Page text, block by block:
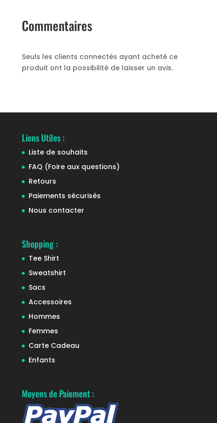
Commentaires
Seuls les clients connectés ayant acheté ce
produit ont la possibilité de laisser un avis.
Liens Utiles :
Liste de souhaits
FAQ (Foire aux questions)
Retours
Paiements sécurisés
Nous contacter
Shopping :
Tee Shirt
Sweatshirt
Sacs
Accessoires
Hommes
Femmes
Carte Cadeau
Enfants
Moyens de Paiement :